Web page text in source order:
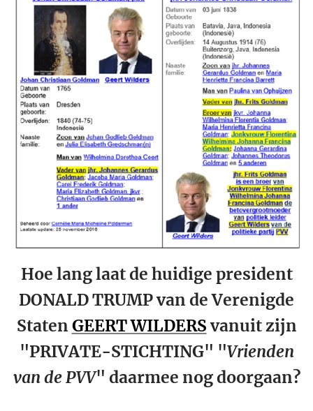
Hoe lang laat de huidige president
DONALD TRUMP van de Verenigde
Staten GEERT WILDERSvanuit zijn
"PRIVATE-STICHTING" "Vrienden
van de PVV" daarmee nog doorgaan?